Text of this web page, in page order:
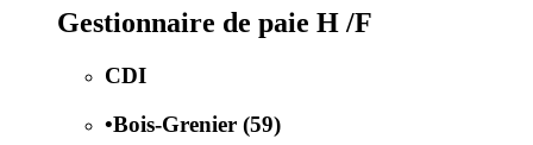
Gestionnaire de paie H /F
CDI
•Bois-Grenier (59)